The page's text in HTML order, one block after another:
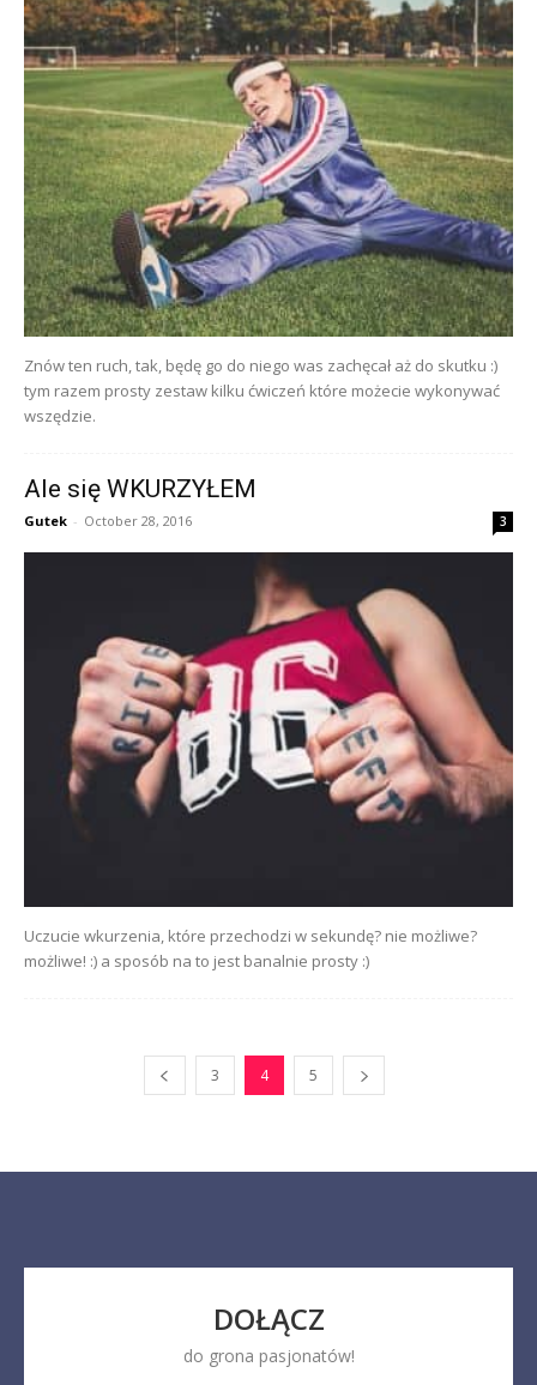
Znów ten ruch, tak, będę go do niego was zachęcał aż do skutku :)
tym razem prosty zestaw kilku ćwiczeń które możecie wykonywać
wszędzie.
Ale się WKURZYŁEM
Gutek - October 28, 2016 3
Uczucie wkurzenia, które przechodzi w sekundę? nie możliwe?
możliwe! :) a sposób na to jest banalnie prosty :)
3 4 5
DOŁĄCZ
do grona pasjonatów!